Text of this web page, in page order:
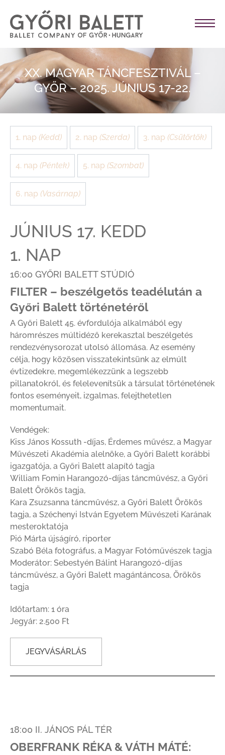
XX. MAGYAR TÁNCFESZTIVÁL –
GYŐR – 2025. JÚNIUS 17-22.
1. nap (Kedd) 2. nap (Szerda) 3. nap (Csütörtök)
4. nap (Péntek) 5. nap (Szombat)
6. nap (Vasárnap)
JÚNIUS 17. KEDD
1. NAP
16:00 GYŐRI BALETT STÚDIÓ
FILTER – beszélgetős teadélután a
Győri Balett történetéről
A Győri Balett 45. évfordulója alkalmából egy
háromrészes múltidéző kerekasztal beszélgetés
rendezvénysorozat utolsó állomása. Az esemény
célja, hogy közösen visszatekintsünk az elmúlt
évtizedekre, megemlékezzünk a legszebb
pillanatokról, és felelevenítsük a társulat történetének
fontos eseményeit, izgalmas, felejthetetlen
momentumait.
Vendégek:
Kiss János Kossuth -díjas, Érdemes művész, a Magyar
Művészeti Akadémia alelnöke, a Győri Balett korábbi
igazgatója, a Győri Balett alapító tagja
William Fomin Harangozó-díjas táncművész, a Győri
Balett Örökös tagja,
Kara Zsuzsanna táncművész, a Győri Balett Örökös
tagja, a Széchenyi István Egyetem Művészeti Karának
mesteroktatója
Pió Márta újságíró, riporter
Szabó Béla fotográfus, a Magyar Fotóművészek tagja
Moderátor: Sebestyén Bálint Harangozó-díjas
táncművész, a Győri Balett magántáncosa, Örökös
tagja
Időtartam: 1 óra
Jegyár: 2.500 Ft
JEGYVÁSÁRLÁS
18:00 II. JÁNOS PÁL TÉR
OBERFRANK RÉKA & VÁTH MÁTÉ: